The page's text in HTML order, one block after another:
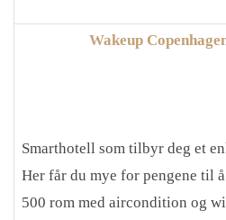
Wakeup
Smarthotell som tilbyr deg et
Her får du mye for pengene til
500 rom med aircondition og